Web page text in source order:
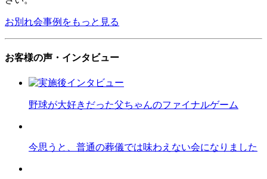
お別れ会事例をもっと見る
お客様の声・インタビュー
野球が大好きだった父ちゃんのファイナルゲーム
今思うと、普通の葬儀では味わえない会になりました